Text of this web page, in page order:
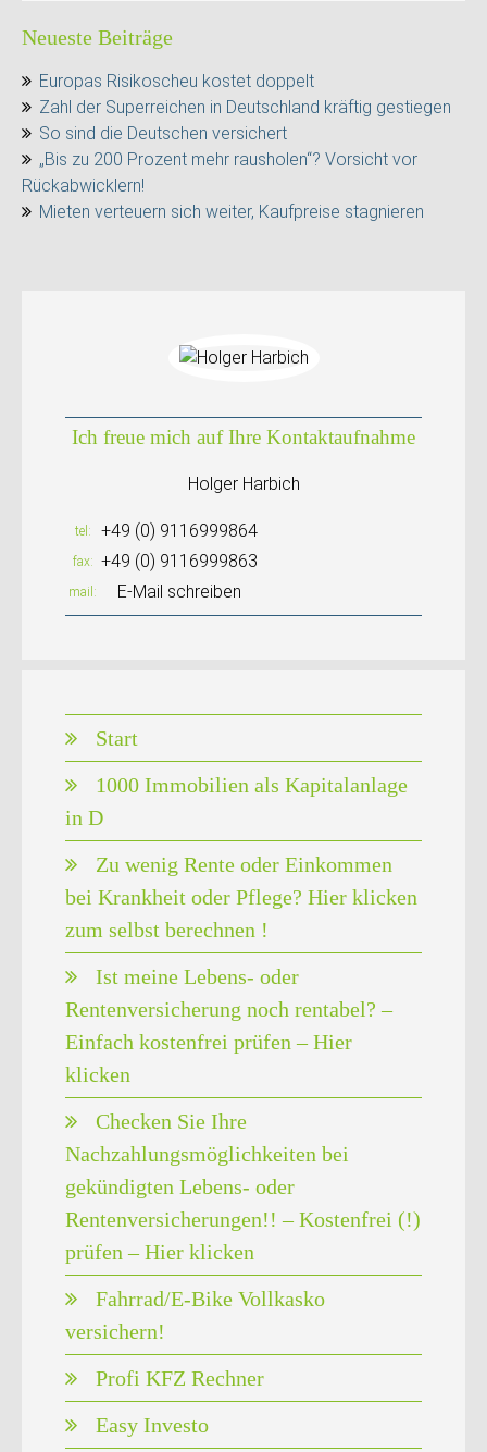
Neueste Beiträge
Europas Risikoscheu kostet doppelt
Zahl der Superreichen in Deutschland kräftig gestiegen
So sind die Deutschen versichert
„Bis zu 200 Prozent mehr rausholen“? Vorsicht vor
Rückabwicklern!
Mieten verteuern sich weiter, Kaufpreise stagnieren
Ich freue mich auf Ihre Kontaktaufnahme
Holger Harbich
tel +49 (0) 9116999864
fax +49 (0) 9116999863
mail E-Mail schreiben
Start
1000 Immobilien als Kapitalanlage
in D
Zu wenig Rente oder Einkommen
bei Krankheit oder Pflege? Hier klicken
zum selbst berechnen !
Ist meine Lebens- oder
Rentenversicherung noch rentabel? –
Einfach kostenfrei prüfen – Hier
klicken
Checken Sie Ihre
Nachzahlungsmöglichkeiten bei
gekündigten Lebens- oder
Rentenversicherungen!! – Kostenfrei (!)
prüfen – Hier klicken
Fahrrad/E-Bike Vollkasko
versichern!
Profi KFZ Rechner
Easy Investo